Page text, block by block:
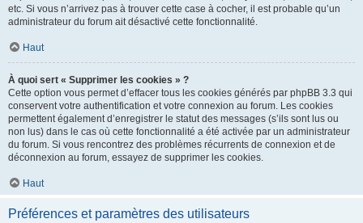
etc. Si vous n’arrivez pas à trouver cette case à cocher, il est probable qu’un
administrateur du forum ait désactivé cette fonctionnalité.
Haut
À quoi sert « Supprimer les cookies » ?
Cette option vous permet d’effacer tous les cookies générés par phpBB 3.3 qui
conservent votre authentification et votre connexion au forum. Les cookies
permettent également d’enregistrer le statut des messages (s’ils sont lus ou
non lus) dans le cas où cette fonctionnalité a été activée par un administrateur
du forum. Si vous rencontrez des problèmes récurrents de connexion et de
déconnexion au forum, essayez de supprimer les cookies.
Haut
Préférences et paramètres des utilisateurs